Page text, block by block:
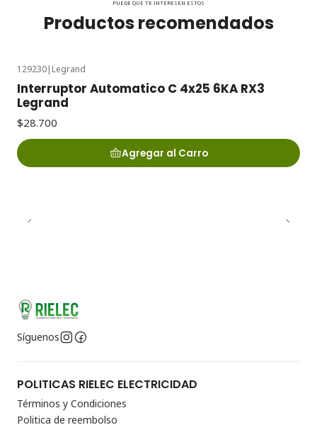
PUEDE QUE TE INTERESEN ESTOS
Productos recomendados
129230| Legrand
Interruptor Automatico C 4x25 6KA RX3
Legrand
$28.700
Agregar al Carro
Síguenos
POLITICAS RIELEC ELECTRICIDAD
Términos y Condiciones
Politica de reembolso